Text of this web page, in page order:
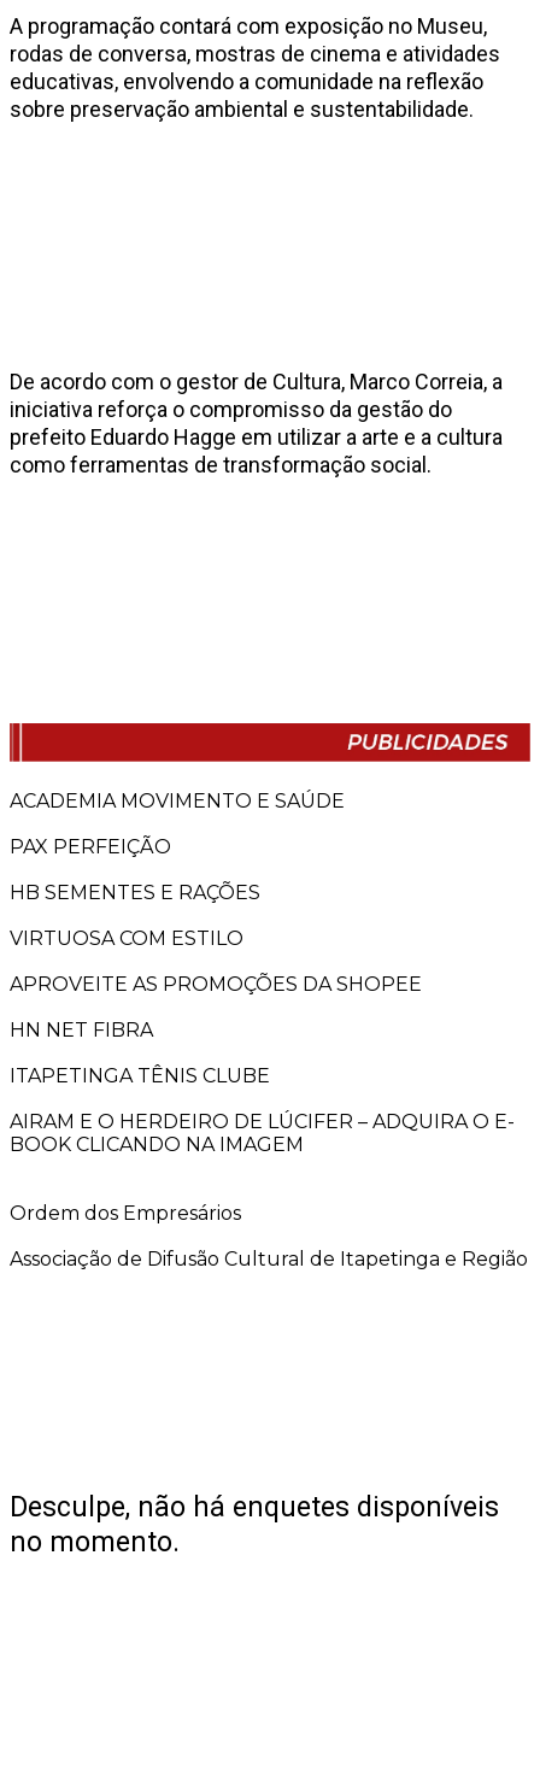
A programação contará com exposição no Museu,
rodas de conversa, mostras de cinema e atividades
educativas, envolvendo a comunidade na reflexão
sobre preservação ambiental e sustentabilidade.
De acordo com o gestor de Cultura, Marco Correia, a
iniciativa reforça o compromisso da gestão do
prefeito Eduardo Hagge em utilizar a arte e a cultura
como ferramentas de transformação social.
ACADEMIA MOVIMENTO E SAÚDE
PAX PERFEIÇÃO
HB SEMENTES E RAÇÕES
VIRTUOSA COM ESTILO
APROVEITE AS PROMOÇÕES DA SHOPEE
HN NET FIBRA
ITAPETINGA TÊNIS CLUBE
AIRAM E O HERDEIRO DE LÚCIFER – ADQUIRA O E-
BOOK CLICANDO NA IMAGEM
Ordem dos Empresários
Associação de Difusão Cultural de Itapetinga e Região
Desculpe, não há enquetes disponíveis
no momento.